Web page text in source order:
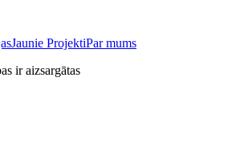
Jaunie ProjektiPar mums
ir aizsargātas